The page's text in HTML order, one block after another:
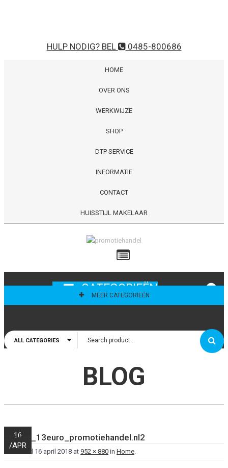
HULP NODIG? BEL 0485-800686
HOME
OVER ONS
WERKWIJZE
SHOP
DTP SERVICE
INFORMATIE
CONTACT
HUISSTIJL MAKELAAR
CATEGORIEËN
MEER CATEGORIEËN
ALL CATEGORIES
BLOG
16
/APR
sticker_13euro_promotiehandel.nl2
Published 16 april 2018 at 952 × 880 in Home.